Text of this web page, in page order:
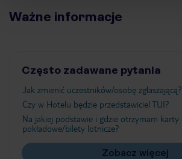
Ważne informacje
Często zadawane pytania
Jak zmienić uczestników/osobę zgłaszającą?
Czy w Hotelu będzie przedstawiciel TUI?
Na jakiej podstawie i gdzie otrzymam karty
pokładowe/bilety lotnicze?
Zobacz więcej